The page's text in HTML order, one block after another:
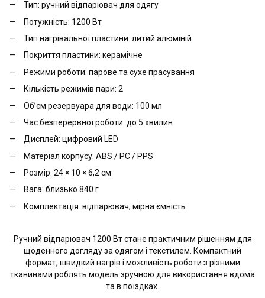
Тип: ручний відпарювач для одягу
Потужність: 1200 Вт
Тип нагрівальної пластини: литий алюміній
Покриття пластини: керамічне
Режими роботи: парове та сухе прасування
Кількість режимів пари: 2
Об’єм резервуара для води: 100 мл
Час безперервної роботи: до 5 хвилин
Дисплей: цифровий LED
Матеріал корпусу: ABS / PC / PPS
Розмір: 24 × 10 × 6,2 см
Вага: близько 840 г
Комплектація: відпарювач, мірна ємність
Ручний відпарювач 1200 Вт стане практичним рішенням для
щоденного догляду за одягом і текстилем. Компактний
формат, швидкий нагрів і можливість роботи з різними
тканинами роблять модель зручною для використання вдома
та в поїздках.